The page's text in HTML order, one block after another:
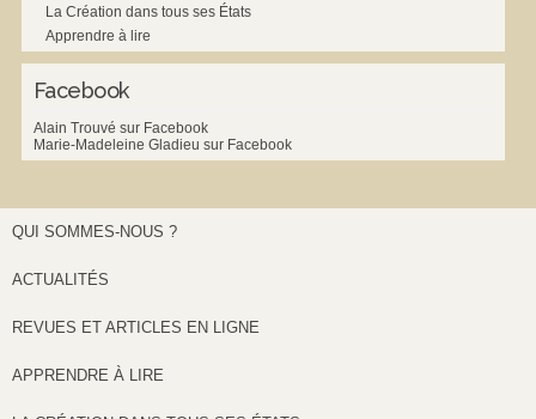
La Création dans tous ses États
Apprendre à lire
Facebook
Alain Trouvé sur Facebook
Marie-Madeleine Gladieu sur Facebook
QUI SOMMES-NOUS ?
ACTUALITÉS
REVUES ET ARTICLES EN LIGNE
APPRENDRE À LIRE